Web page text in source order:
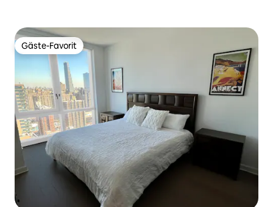
Gäste-Favorit
Gäste-Favorit